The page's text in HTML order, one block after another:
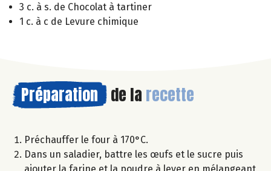
3 c. à s. de Chocolat à tartiner
1 c. à c de Levure chimique
Préparation de la recette
Préchauffer le four à 170°C.
Dans un saladier, battre les œufs et le sucre puis